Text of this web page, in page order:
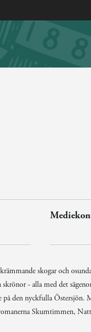
skogar och
- alla med det
den nyckfulla Östersjön.
Skumtimmen,